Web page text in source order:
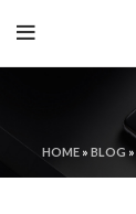
HOME» BLOG»